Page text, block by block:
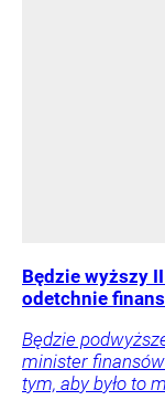
Będzie wyższy
odetchnie
Będzie
minister
tym, aby było to